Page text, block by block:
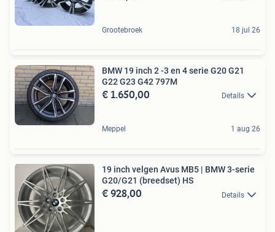
Grootebroek 18 jul 26
BMW 19 inch 2 -3 en 4 serie G20 G21
G22 G23 G42 797M
€ 1.650,00 Details
Meppel 1 aug 26
19 inch velgen Avus MB5 | BMW 3-serie
G20/G21 (breedset) HS
€ 928,00 Details